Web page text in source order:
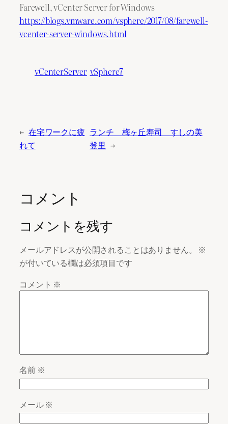
Farewell, vCenter Server for Windows
https://blogs.vmware.com/vsphere/2017/08/farewell-
vcenter-server-windows.html
vCenterServer vSphere7
← 在宅ワークに疲
れて
ランチ 梅ヶ丘寿司 すしの美
登里 →
コメント
コメントを残す
メールアドレスが公開されることはありません。
※
が付いている欄は必須項目です
コメント ※
名前 ※
メール※